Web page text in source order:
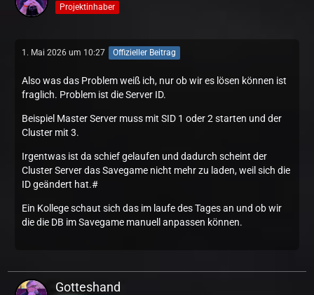
Projektinhaber
1. Mai 2026 um 10:27 Offizieller Beitrag
Also was das Problem weiß ich, nur ob wir es lösen können ist
fraglich. Problem ist die Server ID.
Beispiel Master Server muss mit SID 1 oder 2 starten und der
Cluster mit 3.
Irgentwas ist da schief gelaufen und dadurch scheint der
Cluster Server das Savegame nicht mehr zu laden, weil sich die
ID geändert hat.#
Ein Kollege schaut sich das im laufe des Tages an und ob wir
die die DB im Savegame manuell anpassen können.
Gotteshand